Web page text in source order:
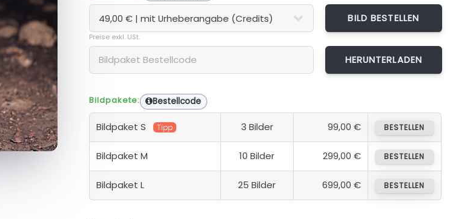
BILD BESTELLEN
Preise exkl. USt.
Bildpakete: Bestellcode
Bildpaket S Tipp 3 Bilder 99,00 € BESTELLEN
Bildpaket M 10 Bilder 299,00 € BESTELLEN
Bildpaket L 25 Bilder 699,00 € BESTELLEN